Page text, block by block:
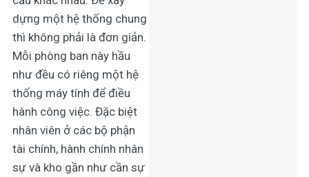
dựng một hệ thống chung
thì không phải là đơn giản.
Mỗi phòng ban này hầu
như đều có riêng một hệ
thống máy tính để điều
hành công việc. Đặc biệt
nhân viên ở các bộ phận
tài chính, hành chính nhân
sự và kho gần như cần sự